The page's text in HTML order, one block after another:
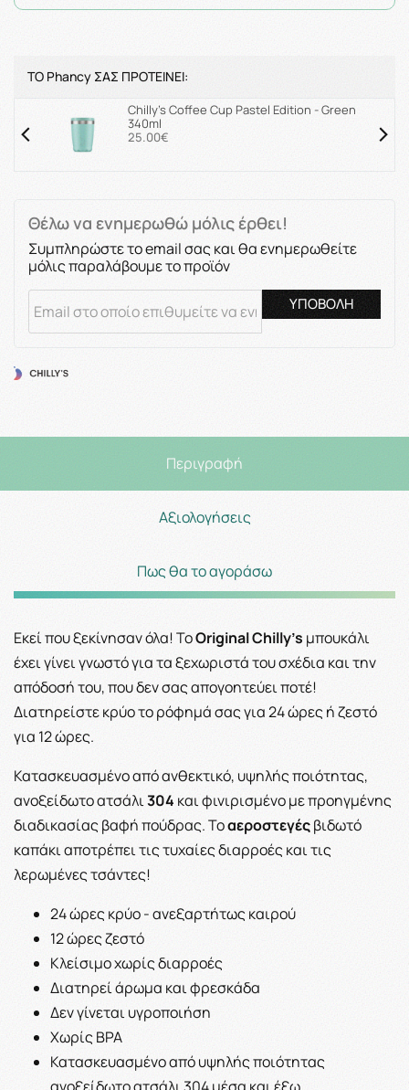
ΤΟ Phancy ΣΑΣ ΠΡΟΤΕΙΝΕΙ:
Chilly's Coffee Cup Pastel Edition - Green
340ml
25.00€
Θέλω να ενημερωθώ μόλις έρθει!
Συμπληρώστε το email σας και θα ενημερωθείτε
μόλις παραλάβουμε το προϊόν
ΥΠΟΒΟΛΗ
Περιγραφή
Αξιολογήσεις
Πως θα το αγοράσω
Εκεί που ξεκίνησαν όλα! ΤοOriginal Chilly’s μπουκάλι
έχει γίνει γνωστό για τα ξεχωριστά του σχέδια και την
απόδοσή του, που δεν σας απογοητεύει ποτέ!
Διατηρείστε κρύο το ρόφημά σας για 24 ώρες ή ζεστό
για 12 ώρες.
Κατασκευασμένο από ανθεκτικό, υψηλής ποιότητας,
ανοξείδωτο ατσάλι304 και φινιρισμένο με προηγμένης
διαδικασίας βαφή πούδρας. Τοαεροστεγέςβιδωτό
καπάκι αποτρέπει τις τυχαίες διαρροές και τις
λερωμένες τσάντες!
24 ώρες κρύο - ανεξαρτήτως καιρού
12 ώρες ζεστό
Κλείσιμο χωρίς διαρροές
Διατηρεί άρωμα και φρεσκάδα
Δεν γίνεται υγροποιήση
Χωρίς BPA
Κατασκευασμένο από υψηλής ποιότητας